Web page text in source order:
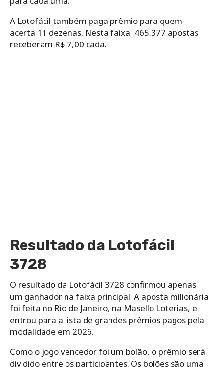
A Lotofácil também paga prêmio para quem
acerta 11 dezenas. Nesta faixa, 465.377 apostas
receberam R$ 7,00 cada.
Resultado da Lotofácil
3728
O resultado da Lotofácil 3728 confirmou apenas
um ganhador na faixa principal. A aposta milionária
foi feita no Rio de Janeiro, na Masello Loterias, e
entrou para a lista de grandes prêmios pagos pela
modalidade em 2026.
Como o jogo vencedor foi um bolão, o prêmio será
dividido entre os participantes. Os bolões são uma